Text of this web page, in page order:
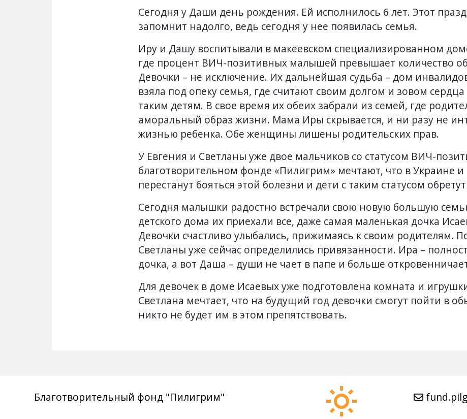
Сегодня у Даши день рождения. Ей исполнилось 6 лет. Этот
запомнит надолго, ведь сегодня у нее появилась семья.
Иру и Дашу воспитывали в макеевском специализированном
где процент ВИЧ-позитивных малышей превышает количество
Девочки – не исключение. Их дальнейшая судьба – дом
взяла под опеку семья, где считают своим долгом и зовом
таким детям. В свое время их обеих забрали из семей, где
аморальный образ жизни. Мама Иры скрывается, и ни разу не
жизнью ребенка. Обе женщины лишены родительских прав.
У Евгения и Светланы уже двое мальчиков со статусом ВИЧ-
благотворительном фонде «Пилигрим» мечтают, что в Украине и
перестанут бояться этой болезни и дети с таким статусом
Сегодня малышки радостно встречали свою новую большую
детского дома их приехали все, даже самая маленькая дочка
Девочки счастливо улыбались, прижимаясь к своим родителям.
Светланы уже сейчас определились привязанности. Ира –
дочка, а вот Даша – души не чает в папе и больше
Для девочек в доме Исаевых уже подготовлена комната и
Светлана мечтает, что на будущий год девочки смогут пойти в
никто не будет им в этом препятствовать.
Благотворительный фонд "Пилигрим"